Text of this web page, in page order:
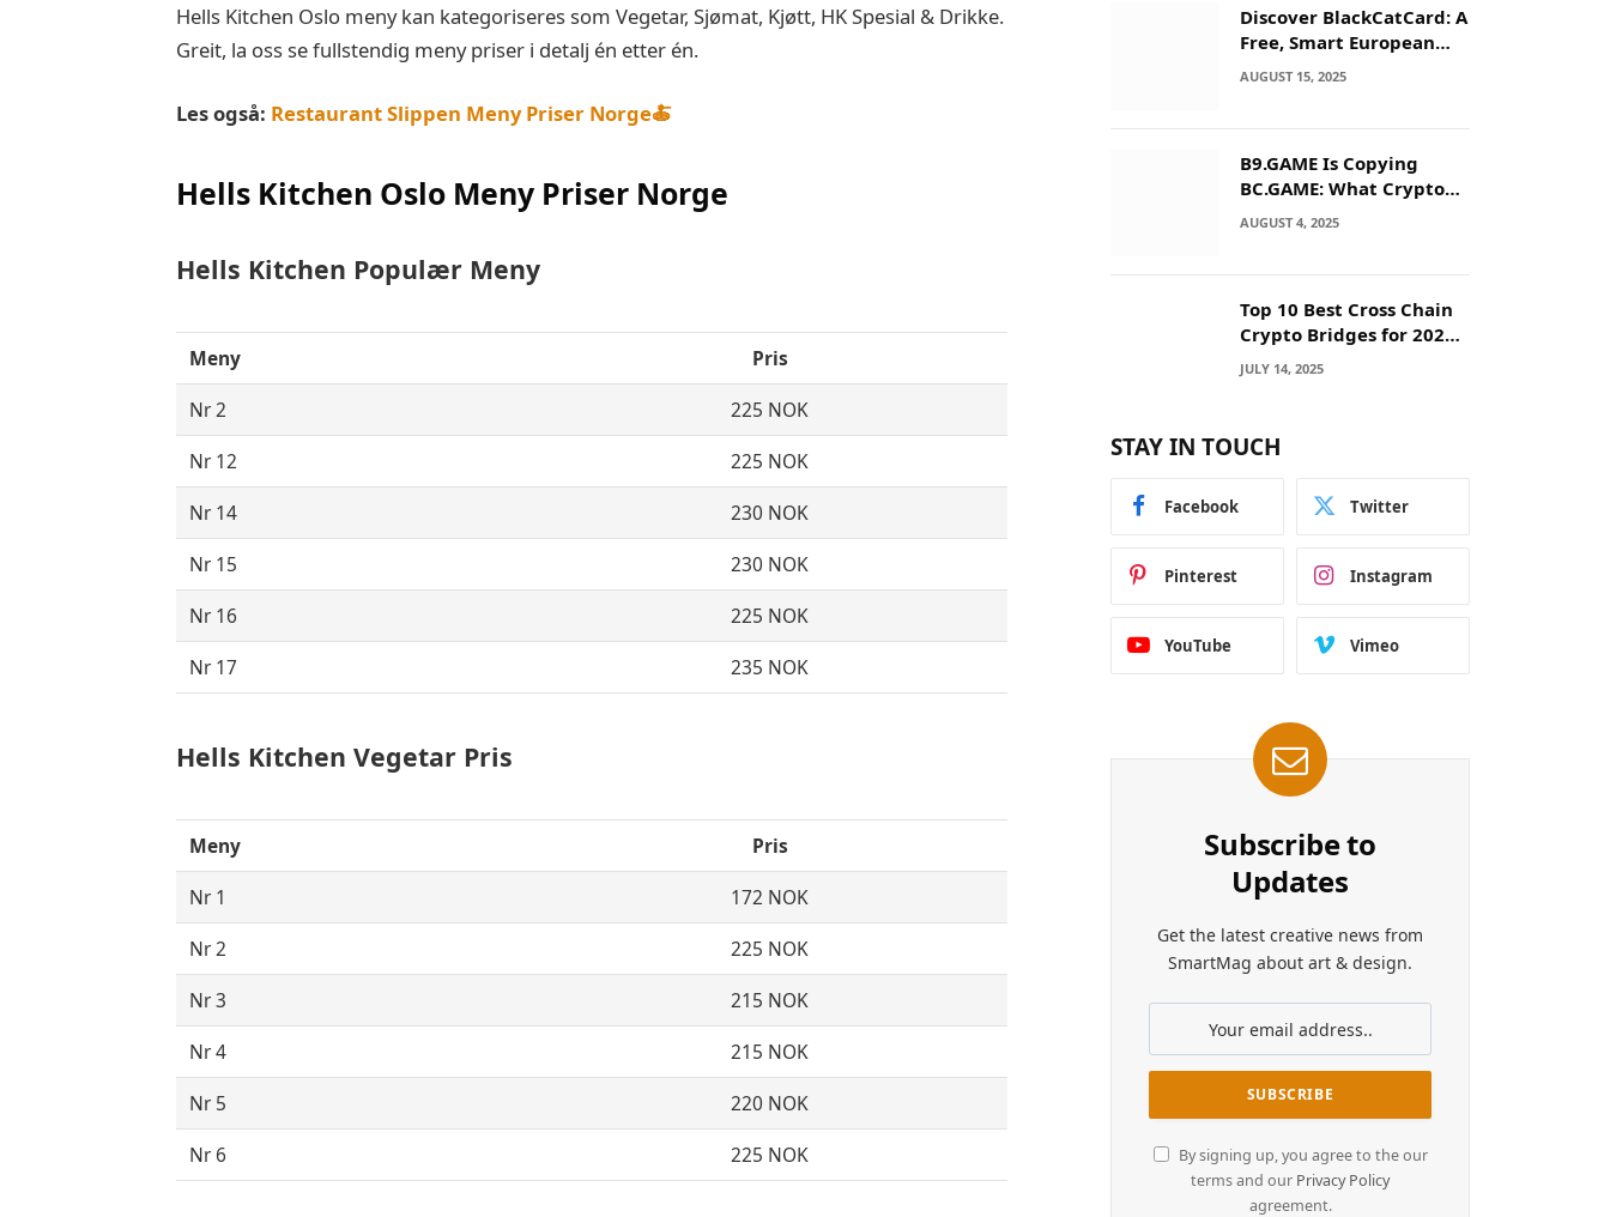
Hells Kitchen Oslo meny kan kategoriseres som Vegetar, Sjømat, Kjøtt, HK Spesial & Drikke.
Greit, la oss se fullstendig meny priser i detalj én etter én.
Les også: Restaurant Slippen Meny Priser Norge🍝
Hells Kitchen Oslo Meny Priser Norge
Hells Kitchen Populær Meny
Meny
Pris
Nr 2
225 NOK
Nr 12
225 NOK
Nr 14
230 NOK
Nr 15
230 NOK
Nr 16
225 NOK
Nr 17
235 NOK
Hells Kitchen Vegetar Pris
Meny
Pris
Nr 1
172 NOK
Nr 2
225 NOK
Nr 3
215 NOK
Nr 4
215 NOK
Nr 5
220 NOK
Nr 6
225 NOK
Discover BlackCatCard: A
Free, Smart European
IBAN & Crypto Card
AUGUST 15, 2025
B9.GAME Is Copying
BC.GAME: What Crypto
Users Need to Know
AUGUST 4, 2025
Top 10 Best Cross Chain
Crypto Bridges for 2025:
Seamless
Interoperability Across
JULY 14, 2025
STAY IN TOUCH
Facebook Twitter
Pinterest Instagram
YouTube Vimeo
Subscribe to
Updates
Get the latest creative news from
SmartMag about art & design.
By signing up, you agree to the our
terms and our Privacy Policy
agreement.